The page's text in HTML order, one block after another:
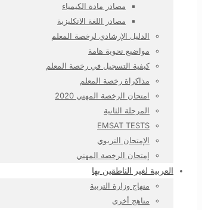
مصادر مادة الكيمياء
مصادر اللغة الانكليزية
الدليل الإرشادي لرخصة المعلم
مواضيع نحوية هامة
كيفية التسجيل في رخصة المعلم
مذاكراة رخصة المعلم
امتحان الرخصة المهني 2020
المرحلة الثانية
EMSAT TESTS
الإمتحان التربوي
إمتحان الرخصة المهني
العربية لغير الناطقين بها
منهاج وزارة التربية
مناهج أخرى